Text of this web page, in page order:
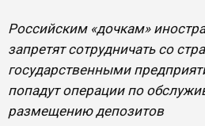
Российским «дочкам»
запретят сотрудничать со
государственными
попадут операции по
размещению депозитов